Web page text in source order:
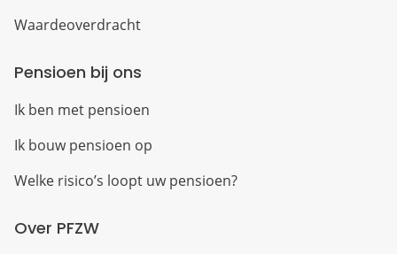
Waardeoverdracht
Pensioen bij ons
Ik ben met pensioen
Ik bouw pensioen op
Welke risico’s loopt uw pensioen?
Over PFZW